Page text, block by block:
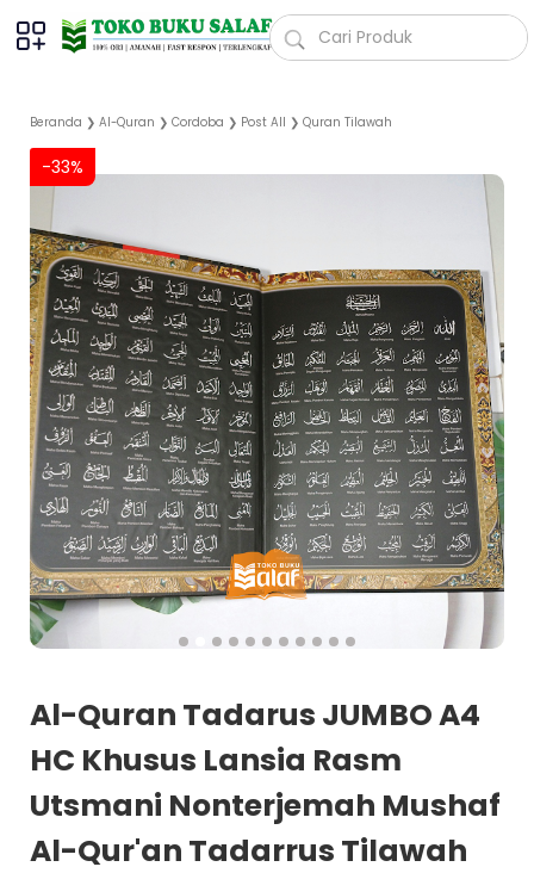
Beranda ❯ Al-Quran ❯ Cordoba ❯ Post All ❯ Quran Tilawah
-33%
Al-Quran Tadarus JUMBO A4
HC Khusus Lansia Rasm
Utsmani Nonterjemah Mushaf
Al-Qur'an Tadarrus Tilawah